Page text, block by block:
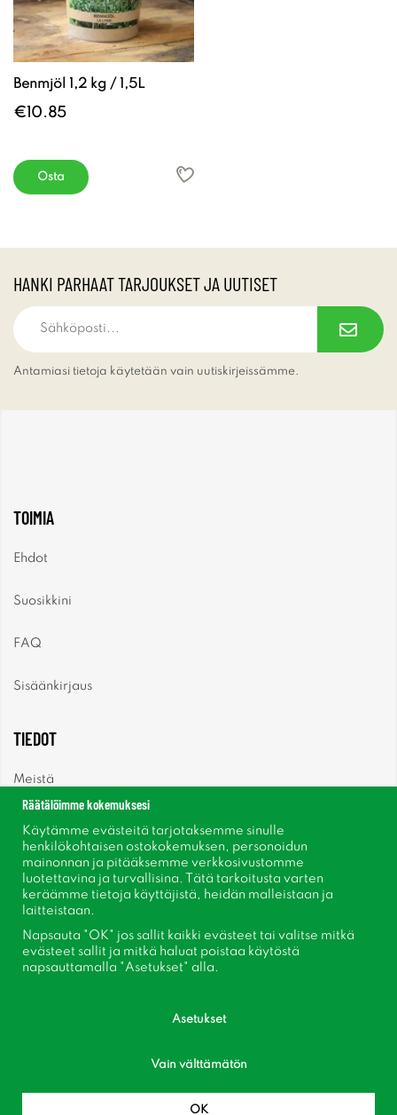
Benmjöl 1,2 kg / 1,5L
€10.85
Osta
HANKI PARHAAT TARJOUKSET JA UUTISET
Antamiasi tietoja käytetään vain uutiskirjeissämme.
TOIMIA
Ehdot
Suosikkini
FAQ
Sisäänkirjaus
TIEDOT
Meistä
Uutiskirje
Tietoja evästeistä
Inspiraatiota
Seuraa meitä Facebook
Liity asiakaskerhoomme!
Räätälöimme kokemuksesi
Käytämme evästeitä tarjotaksemme sinulle
henkilökohtaisen ostokokemuksen, personoidun
mainonnan ja pitääksemme verkkosivustomme
luotettavina ja turvallisina. Tätä tarkoitusta varten
keräämme tietoja käyttäjistä, heidän malleistaan ​​ja
laitteistaan.
Napsauta "OK" jos sallit kaikki evästeet tai valitse mitkä
evästeet sallit ja mitkä haluat poistaa käytöstä
napsauttamalla "Asetukset" alla.
Asetukset
Vain välttämätön
OK